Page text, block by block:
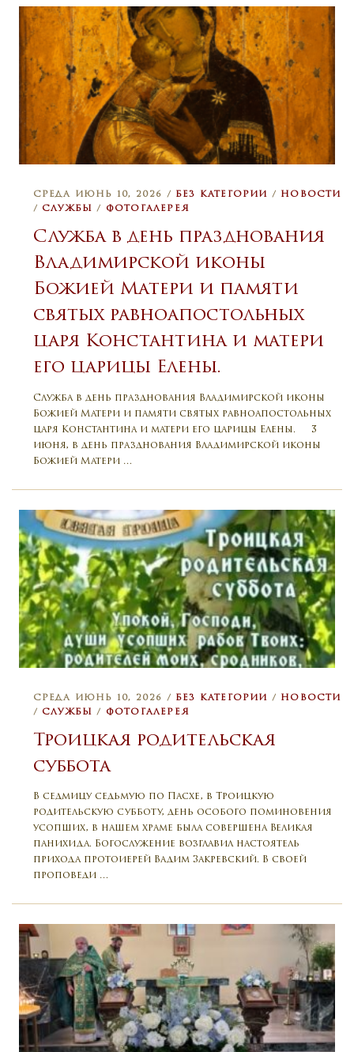
СРЕДА ИЮНЬ 10, 2026 / БЕЗ КАТЕГОРИИ / НОВОСТИ
/ СЛУЖБЫ / ФОТОГАЛЕРЕЯ
Служба в день празднования
Владимирской иконы
Божией Матери и памяти
святых равноапостольных
царя Константина и матери
его царицы Елены.
Служба в день празднования Владимирской иконы
Божией Матери и памяти святых равноапостольных
царя Константина и матери его царицы Елены. 3
июня, в день празднования Владимирской иконы
Божией Матери …
СРЕДА ИЮНЬ 10, 2026 / БЕЗ КАТЕГОРИИ / НОВОСТИ
/ СЛУЖБЫ / ФОТОГАЛЕРЕЯ
Троицкая родительская
суббота
В седмицу седьмую по Пасхе, в Троицкую
родительскую субботу, день особого поминовения
усопших, в нашем храме была совершена Великая
панихида. Богослужение возглавил настоятель
прихода протоиерей Вадим Закревский. В своей
проповеди …